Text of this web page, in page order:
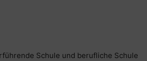
Schule und berufliche Schule